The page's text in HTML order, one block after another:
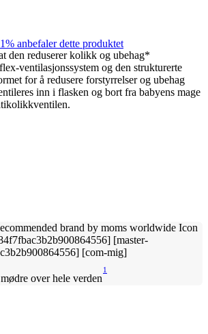
anbefaler dette produktet
den reduserer kolikk og ubehag*
ventilasjonssystem og den strukturerte
for å redusere forstyrrelser og ubehag
inn i flasken og bort fra babyens mage
over hele verden
1